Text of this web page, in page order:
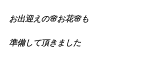
お出迎えの🌸お花🌸も
準備して頂きました